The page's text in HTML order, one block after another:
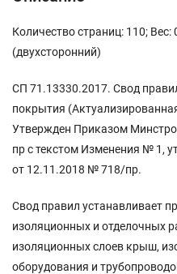
Количество страниц: 110;
(двухсторонний)
СП 71.13330.2017. Свод
покрытия
Утвержден Приказом
пр с текстом Изменения № 1,
от 12.11.2018 № 718/пр.
Cвод правил устанавливает
изоляционных и отделочных
изоляционных слоев крыш,
оборудования и